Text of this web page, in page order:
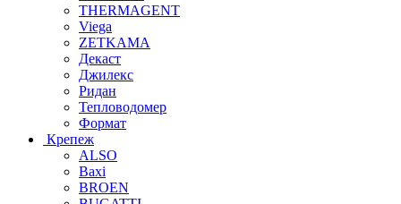
THERMAGENT
Viega
ZETKAMA
Декаст
Джилекс
Ридан
Тепловодомер
Формат
Крепеж
ALSO
Baxi
BROEN